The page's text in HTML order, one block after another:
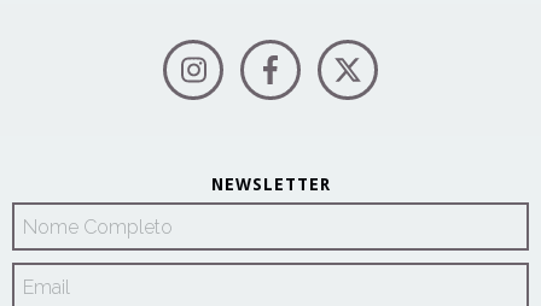
NEWSLETTER